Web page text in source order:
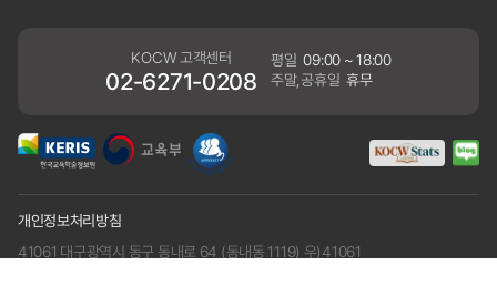
KOCW 고객센터
02-6271-0208
평일 09:00 ~ 18:00
주말,공휴일 휴무
개인정보처리방침
41061 대구광역시 동구 동내로 64 (동내동 1119) 우)41061